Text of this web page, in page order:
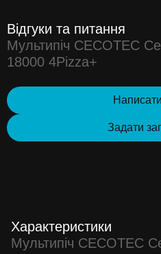
Відгуки та питання
Мультипіч CECOTEC
18000 4Pizza+
Написати
Задати
Характеристики
Мультипіч CECOTEC